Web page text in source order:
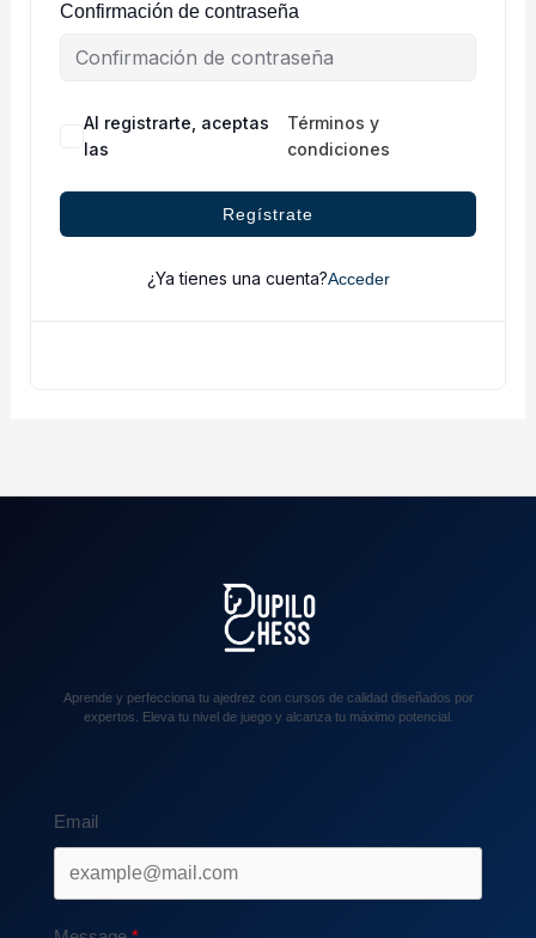
Confirmación de contraseña
Al registrarte, aceptas
las
Términos y
condiciones
Regístrate
¿Ya tienes una cuenta?Acceder
Aprende y perfecciona tu ajedrez con cursos de calidad diseñados por
expertos. Eleva tu nivel de juego y alcanza tu máximo potencial.
Email